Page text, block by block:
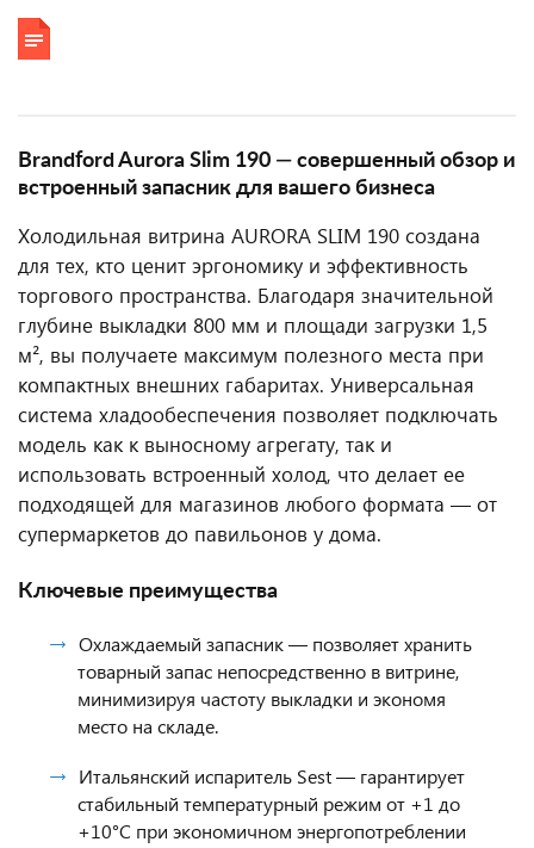
Brandford Aurora Slim 190 — совершенный обзор и
встроенный запасник для вашего бизнеса
Холодильная витрина AURORA SLIM 190 создана
для тех, кто ценит эргономику и эффективность
торгового пространства. Благодаря значительной
глубине выкладки 800 мм и площади загрузки 1,5
м², вы получаете максимум полезного места при
компактных внешних габаритах. Универсальная
система хладообеспечения позволяет подключать
модель как к выносному агрегату, так и
использовать встроенный холод, что делает ее
подходящей для магазинов любого формата — от
супермаркетов до павильонов у дома.
Ключевые преимущества
Охлаждаемый запасник — позволяет хранить
товарный запас непосредственно в витрине,
минимизируя частоту выкладки и экономя
место на складе.
Итальянский испаритель Sest — гарантирует
стабильный температурный режим от +1 до
+10°C при экономичном энергопотреблении